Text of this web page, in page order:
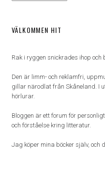
VÄLKOMMEN HIT
Rak i ryggen snickrades ihop
Den är limm- och reklamfri,
gillar närodlat från Skåneland. I
hörlurar.
Bloggen är ett forum för
och förståelse kring litteratur.
Jag köper mina böcker själv, och